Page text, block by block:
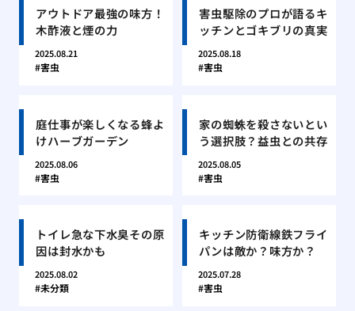
アウトドア最強の味方！
木酢液と煙の力
2025.08.21
害虫
害虫駆除のプロが語るキ
ッチンとゴキブリの真実
2025.08.18
害虫
庭仕事が楽しくなる蜂よ
けハーブガーデン
2025.08.06
害虫
家の蜘蛛を殺さないとい
う選択肢？益虫との共存
2025.08.05
害虫
トイレ急な下水臭その原
因は封水かも
2025.08.02
未分類
キッチン防衛線鉄フライ
パンは敵か？味方か？
2025.07.28
害虫